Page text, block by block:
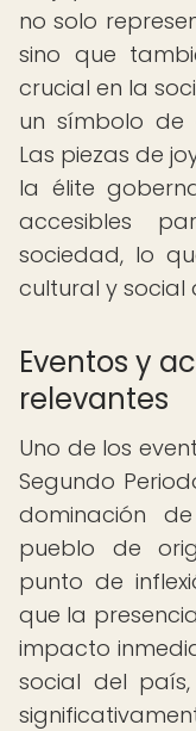
no solo
sino que
crucial en la
un símbolo de
Las piezas de
la élite
accesibles
sociedad, lo
cultural y social
Eventos y
relevantes
Uno de los
Segundo
dominación
pueblo de
punto de
que la
impacto
social del